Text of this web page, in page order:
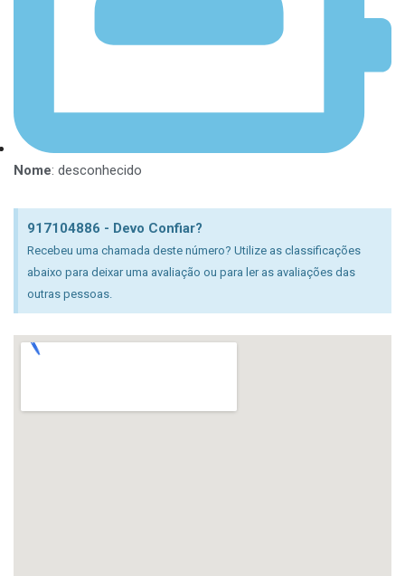
Nome: desconhecido
917104886 - Devo Confiar?
Recebeu uma chamada deste número? Utilize as classificações
abaixo para deixar uma avaliação ou para ler as avaliações das
outras pessoas.